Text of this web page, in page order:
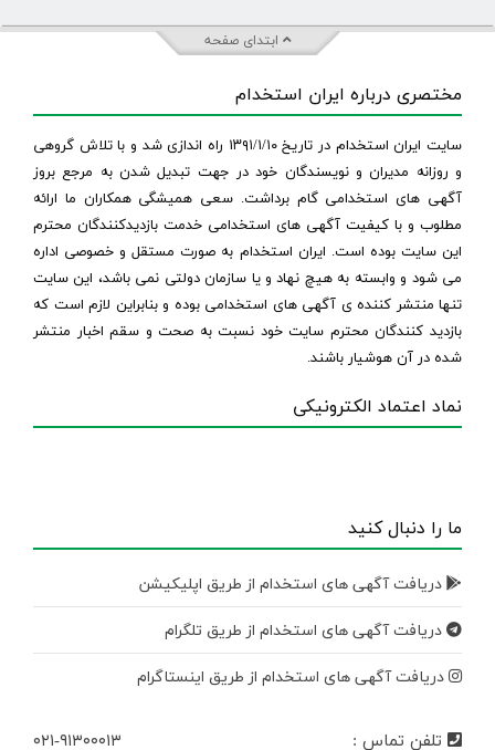
ابتدای صفحه
مختصری درباره ایران استخدام
سایت ایران استخدام در تاریخ ۱۳۹۱/۱/۱۰ راه اندازی شد و با تلاش گروهی
و روزانه مدیران و نویسندگان خود در جهت تبدیل شدن به مرجع بروز
آگهی های استخدامی گام برداشت. سعی همیشگی همکاران ما ارائه
مطلوب و با کیفیت آگهی های استخدامی خدمت بازدیدکنندگان محترم
این سایت بوده است. ایران استخدام به صورت مستقل و خصوصی اداره
می شود و وابسته به هیچ نهاد و یا سازمان دولتی نمی باشد، این سایت
تنها منتشر کننده ی آگهی های استخدامی بوده و بنابراین لازم است که
بازدید کنندگان محترم سایت خود نسبت به صحت و سقم اخبار منتشر
شده در آن هوشیار باشند.
نماد اعتماد الکترونیکی
ما را دنبال کنید
دریافت آگهی های استخدام از طریق اپلیکیشن
دریافت آگهی های استخدام از طریق تلگرام
دریافت آگهی های استخدام از طریق اینستاگرام
تلفن تماس : ۰۲۱-۹۱۳۰۰۰۱۳